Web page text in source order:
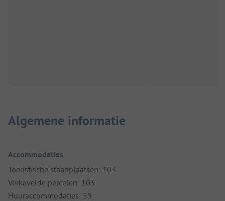
Algemene informatie
Accommodaties
Toeristische staanplaatsen: 103
Verkavelde percelen: 103
Huuraccommodaties: 59